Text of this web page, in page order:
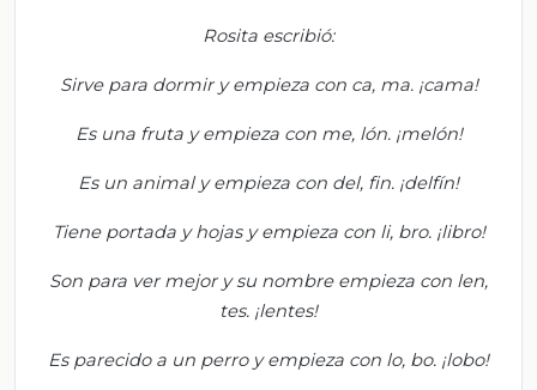
Rosita escribió:
Sirve para dormir y empieza con ca, ma. ¡cama!
Es una fruta y empieza con me, lón. ¡melón!
Es un animal y empieza con del, fin. ¡delfín!
Tiene portada y hojas y empieza con li, bro. ¡libro!
Son para ver mejor y su nombre empieza con len,
tes. ¡lentes!
Es parecido a un perro y empieza con lo, bo. ¡lobo!